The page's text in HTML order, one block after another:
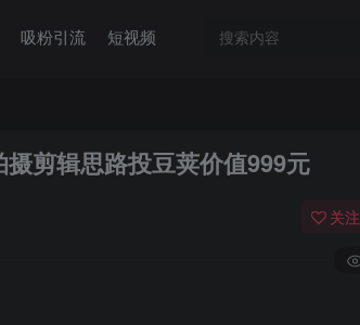
吸粉引流 短视频
剪辑思路投豆荚价值999元
关注